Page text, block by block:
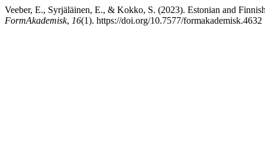
Veeber, E., Syrjäläinen, E., & Kokko, S. (2023). Estonian and
FormAkademisk, 16(1). https://doi.org/10.7577/formakademisk.4632